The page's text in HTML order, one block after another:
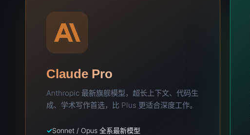
Claude Pro
Anthropic 最新旗舰模型，超长上下文、代码生
成、学术写作首选，比 Plus 更适合深度工作。
Sonnet / Opus 全系最新模型